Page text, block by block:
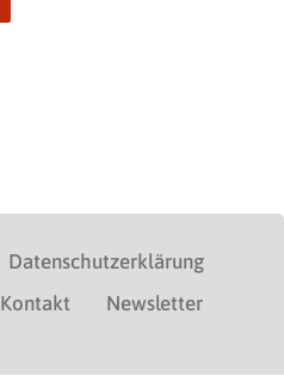
Datenschutzerklärung
Kontakt Newsletter